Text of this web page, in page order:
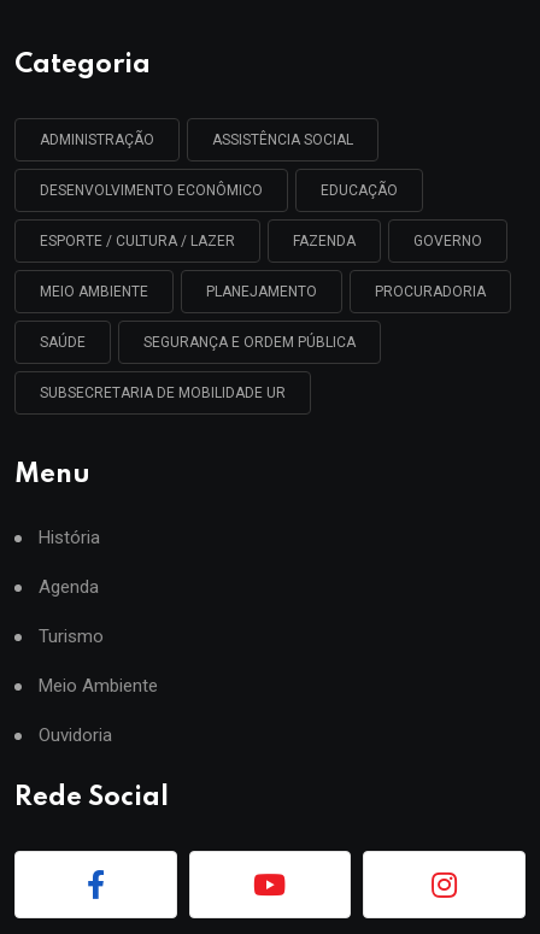
Categoria
ADMINISTRAÇÃO ASSISTÊNCIA SOCIAL
DESENVOLVIMENTO ECONÔMICO EDUCAÇÃO
ESPORTE / CULTURA / LAZER FAZENDA GOVERNO
MEIO AMBIENTE PLANEJAMENTO PROCURADORIA
SAÚDE SEGURANÇA E ORDEM PÚBLICA
SUBSECRETARIA DE MOBILIDADE UR
Menu
História
Agenda
Turismo
Meio Ambiente
Ouvidoria
Rede Social